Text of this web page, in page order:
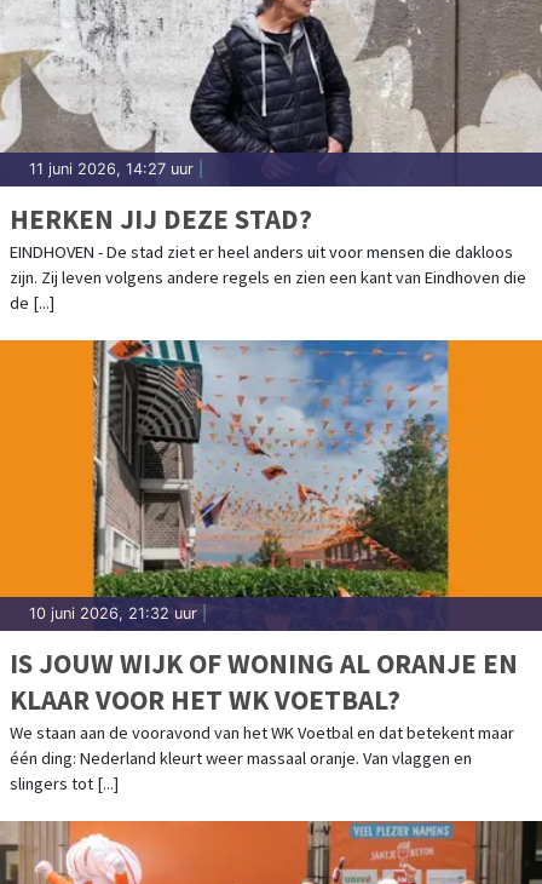
11 juni 2026, 14:27 uur
HERKEN JIJ DEZE STAD?
EINDHOVEN - De stad ziet er heel anders uit voor mensen die dakloos
zijn. Zij leven volgens andere regels en zien een kant van Eindhoven die
de [...]
10 juni 2026, 21:32 uur
IS JOUW WIJK OF WONING AL ORANJE EN
KLAAR VOOR HET WK VOETBAL?
We staan aan de vooravond van het WK Voetbal en dat betekent maar
één ding: Nederland kleurt weer massaal oranje. Van vlaggen en
slingers tot [...]